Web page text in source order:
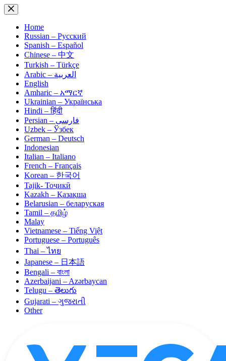
Skip
to
contentHome
Russian – Русский
Spanish – Español
Chinese – 中文
Turkish – Türkçe
Arabic – العربية
English
Amharic – አማርኛ
Ukrainian – Українська
Hindi – हिंदी
Persian – فارسی
Uzbek – Ўзбек
German – Deutsch
Indonesian
Italian – Italiano
French – Français
Korean – 한국어
Tajik- Тоҷикӣ
Kazakh – Қазақша
Belarusian – беларуская
Tamil – தமிழ்
Malay
Vietnamese – Tiếng Việt
Portuguese – Português
Thai – ไทย
Japanese – 日本語
Bengali – বাংলা
Azerbaijani – Azərbaycan
Telugu – తెలుగు
Gujarati – ગુજરાતી
Other